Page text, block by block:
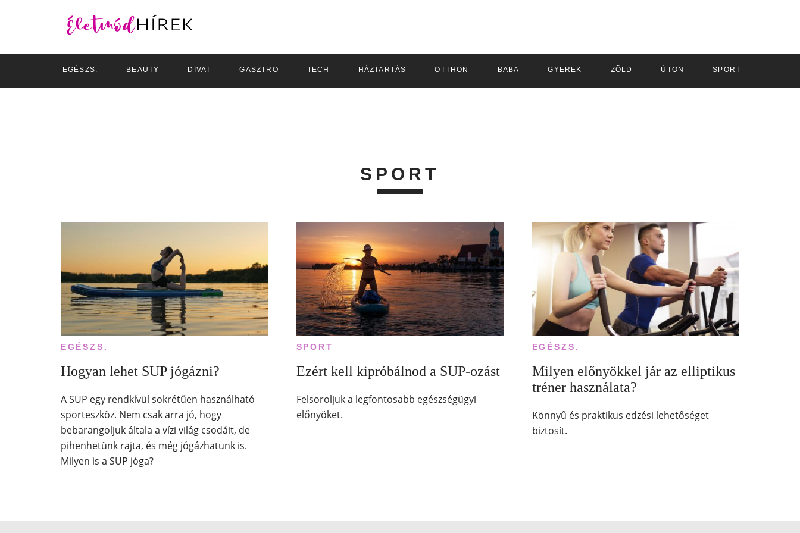
EGÉSZS. BEAUTY DIVAT GASZTRO TECH HÁZTARTÁS OTTHON BABA GYEREK ZÖLD ÚTON SPORT
SPORT
EGÉSZS.
Hogyan lehet SUP jógázni?
A SUP egy rendkívül sokrétűen használható
sporteszköz. Nem csak arra jó, hogy
bebarangoljuk általa a vízi világ csodáit, de
pihenhetünk rajta, és még jógázhatunk is.
Milyen is a SUP jóga?
SPORT
Ezért kell kipróbálnod a SUP-ozást
Felsoroljuk a legfontosabb egészségügyi
előnyöket.
EGÉSZS.
Milyen előnyökkel jár az elliptikus
tréner használata?
Könnyű és praktikus edzési lehetőséget
biztosít.